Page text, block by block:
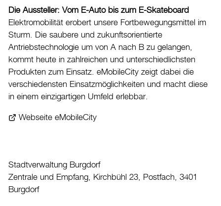
Die Aussteller: Vom E-Auto bis zum E-Skateboard
Elektromobilität erobert unsere Fortbewegungsmittel im
Sturm. Die saubere und zukunftsorientierte
Antriebstechnologie um von A nach B zu gelangen,
kommt heute in zahlreichen und unterschiedlichsten
Produkten zum Einsatz. eMobileCity zeigt dabei die
verschiedensten Einsatzmöglichkeiten und macht diese
in einem einzigartigen Umfeld erlebbar.
Webseite eMobileCity
Stadtverwaltung Burgdorf
Zentrale und Empfang, Kirchbühl 23, Postfach, 3401
Burgdorf